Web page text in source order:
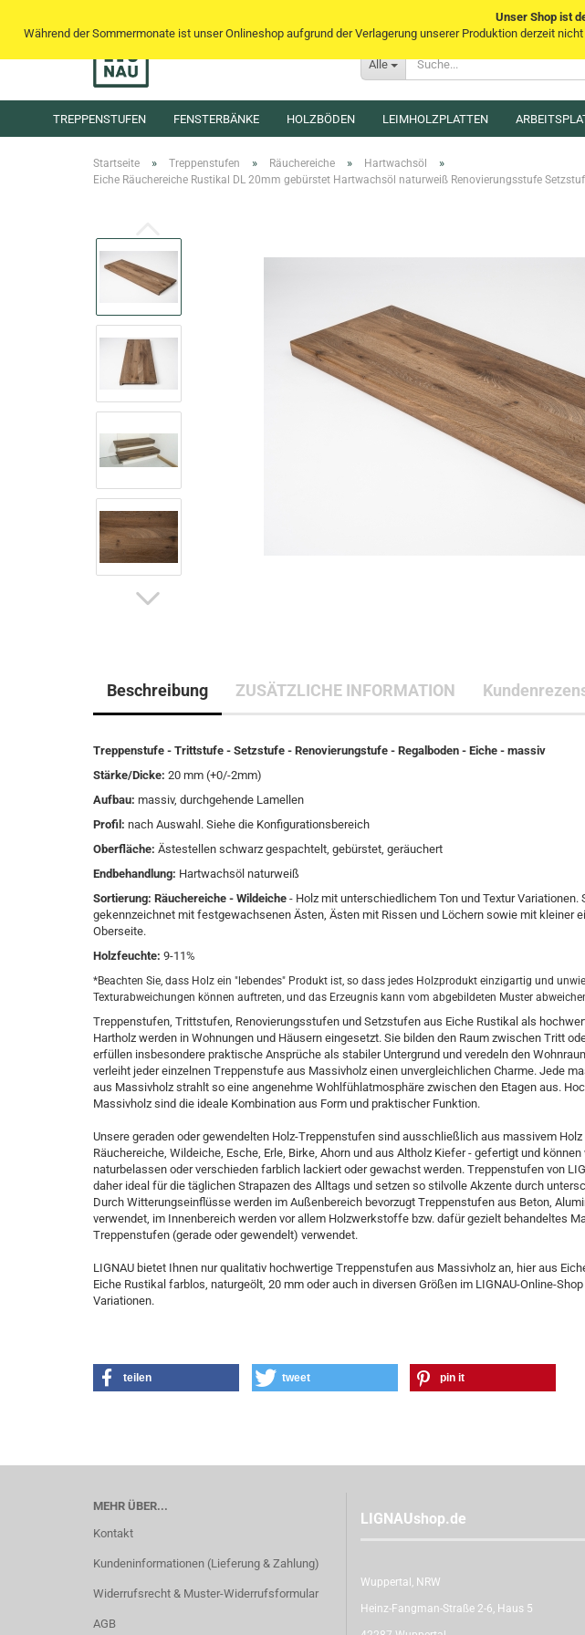
Alle
Unser Shop ist
Während der Sommermonate ist unser Onlineshop aufgrund der Verlagerung unserer Produktion derzeit
TREPPENSTUFEN FENSTERBÄNKE HOLZBÖDEN LEIMHOLZPLATTEN
Startseite » Treppenstufen » Räuchereiche » Hartwachsöl »
Eiche Räuchereiche Rustikal DL 20mm gebürstet Hartwachsöl naturweiß Renovierungsstufe
Beschreibung ZUSÄTZLICHE INFORMATION
Treppenstufe - Trittstufe - Setzstufe - Renovierungstufe - Regalboden - Eiche - massiv
Stärke/Dicke: 20 mm (+0/-2mm)
Aufbau: massiv, durchgehende Lamellen
Profil: nach Auswahl. Siehe die Konfigurationsbereich
Oberfläche: Ästestellen schwarz gespachtelt, gebürstet, geräuchert
Endbehandlung: Hartwachsöl naturweiß
Sortierung: Räuchereiche - Wildeiche - Holz mit unterschiedlichem Ton und Textur Variationen.
gekennzeichnet mit festgewachsenen Ästen, Ästen mit Rissen und Löchern sowie mit kleiner
Oberseite.
Holzfeuchte: 9-11%
*Beachten Sie, dass Holz ein "lebendes" Produkt ist, so dass jedes Holzprodukt einzigartig und
Texturabweichungen können auftreten, und das Erzeugnis kann vom abgebildeten Muster
Treppenstufen, Trittstufen, Renovierungsstufen und Setzstufen aus Eiche Rustikal als
Hartholz werden in Wohnungen und Häusern eingesetzt. Sie bilden den Raum zwischen Tritt
erfüllen insbesondere praktische Ansprüche als stabiler Untergrund und veredeln den
verleiht jeder einzelnen Treppenstufe aus Massivholz einen unvergleichlichen Charme. Jede
aus Massivholz strahlt so eine angenehme Wohlfühlatmosphäre zwischen den Etagen aus.
Massivholz sind die ideale Kombination aus Form und praktischer Funktion.
Unsere geraden oder gewendelten Holz-Treppenstufen sind ausschließlich aus massivem Holz
Räuchereiche, Wildeiche, Esche, Erle, Birke, Ahorn und aus Altholz Kiefer - gefertigt und
naturbelassen oder verschieden farblich lackiert oder gewachst werden. Treppenstufen von
daher ideal für die täglichen Strapazen des Alltags und setzen so stilvolle Akzente durch
Durch Witterungseinflüsse werden im Außenbereich bevorzugt Treppenstufen aus Beton,
verwendet, im Innenbereich werden vor allem Holzwerkstoffe bzw. dafür gezielt behandeltes
Treppenstufen (gerade oder gewendelt) verwendet.
LIGNAU bietet Ihnen nur qualitativ hochwertige Treppenstufen aus Massivholz an, hier aus
Eiche Rustikal farblos, naturgeölt, 20 mm oder auch in diversen Größen im LIGNAU-Online-
Variationen.
teilen tweet pin it
MEHR ÜBER...
Kontakt
Kundeninformationen (Lieferung & Zahlung)
Widerrufsrecht & Muster-Widerrufsformular
AGB
LIGNAUshop.de
Wuppertal, NRW
Heinz-Fangman-Straße 2-6, Haus 5